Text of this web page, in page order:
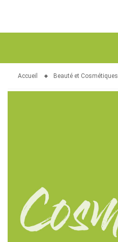
Accueil Beauté et Cosmétiques